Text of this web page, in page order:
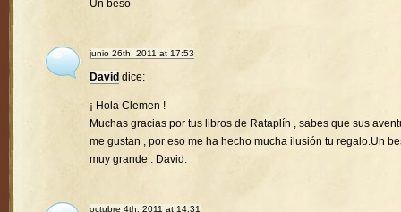
Un beso
junio 26th, 2011 at 17:53
David dice:
¡ Hola Clemen !
Muchas gracias por tus libros de Rataplín , sabes que sus
me gustan , por eso me ha hecho mucha ilusión tu regalo.Un
muy grande . David.
octubre 4th, 2011 at 14:31